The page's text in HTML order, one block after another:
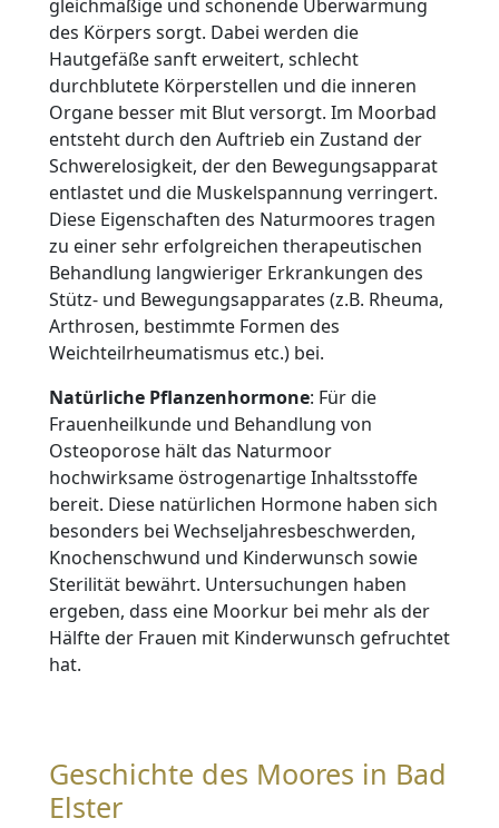
gleichmäßige und schonende Überwärmung
des Körpers sorgt. Dabei werden die
Hautgefäße sanft erweitert, schlecht
durchblutete Körperstellen und die inneren
Organe besser mit Blut versorgt. Im Moorbad
entsteht durch den Auftrieb ein Zustand der
Schwerelosigkeit, der den Bewegungsapparat
entlastet und die Muskelspannung verringert.
Diese Eigenschaften des Naturmoores tragen
zu einer sehr erfolgreichen therapeutischen
Behandlung langwieriger Erkrankungen des
Stütz- und Bewegungsapparates (z.B. Rheuma,
Arthrosen, bestimmte Formen des
Weichteilrheumatismus etc.) bei.
Natürliche Pflanzenhormone: Für die
Frauenheilkunde und Behandlung von
Osteoporose hält das Naturmoor
hochwirksame östrogenartige Inhaltsstoffe
bereit. Diese natürlichen Hormone haben sich
besonders bei Wechseljahresbeschwerden,
Knochenschwund und Kinderwunsch sowie
Sterilität bewährt. Untersuchungen haben
ergeben, dass eine Moorkur bei mehr als der
Hälfte der Frauen mit Kinderwunsch gefruchtet
hat.
Geschichte des Moores in Bad
Elster